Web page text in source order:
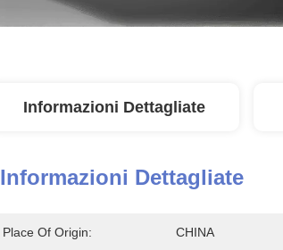
Informazioni Dettagliate
Informazioni Dettagliate
Place Of Origin: CHINA